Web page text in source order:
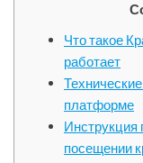
Что такое
работает
платформе
Инструкция
посещении